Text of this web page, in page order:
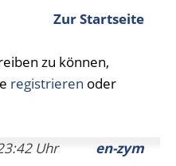
Zur Startseite
zu können,
registrieren oder
Uhr en-zym